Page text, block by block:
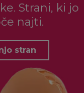
Strani, ki jo
najti.
stran